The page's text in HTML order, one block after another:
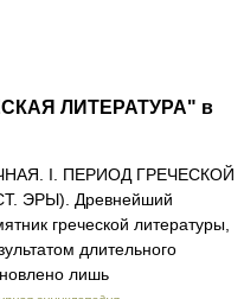
ЛИТЕРАТУРА" в
I. ПЕРИОД ГРЕЧЕСКОЙ
ЭРЫ). Древнейший
греческой литературы,
длительного
лишь